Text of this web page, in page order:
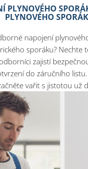
PLYNOVÉHO
PLYNOVÉHO
napojení
sporáku? Nechte
zajistí
do záručního
vařit s jistotou už